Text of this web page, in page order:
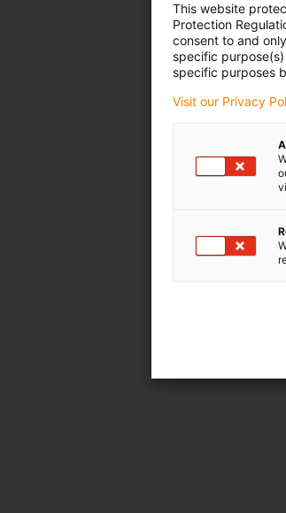
This website
Protection
consent to and
specific
specific purposes
Visit our Privacy